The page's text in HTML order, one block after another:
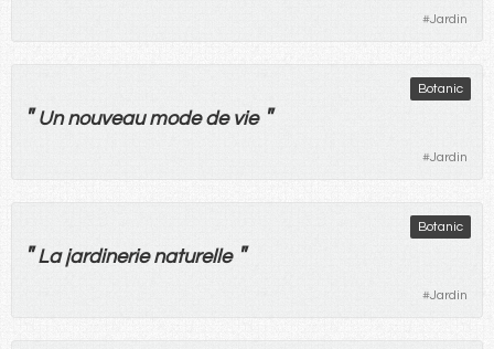
#Jardin
Botanic
" Un nouveau mode de vie "
#Jardin
Botanic
" La jardinerie naturelle "
#Jardin